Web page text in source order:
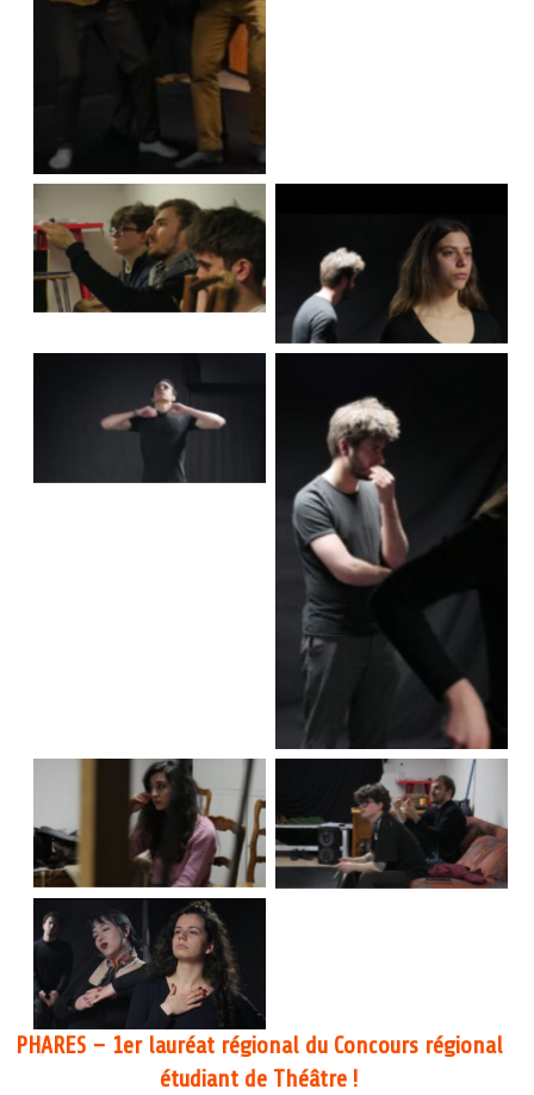
Aucune légende
Aucune légende
Aucune légende
Aucune légende
Aucune légende Aucune légende
Aucune légende
PHARES – 1er lauréat régional du Concours régional
étudiant de Théâtre !